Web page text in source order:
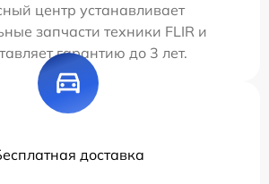
центр устанавливает
запчасти техники FLIR и
гарантию до 3 лет.
доставка